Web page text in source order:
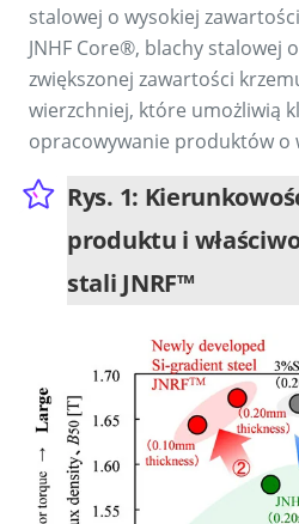
stalowej o wysokiej
JNHF Core®, blachy stalowej
zwiększonej zawartości
wierzchniej, które umożliwią
opracowywanie produktów o
Rys. 1:
produktu i
stali JNRF™